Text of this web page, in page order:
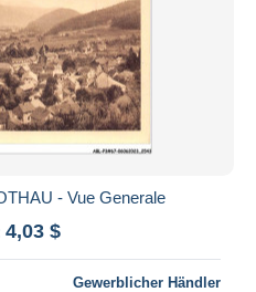
- Vue Generale
4,03 $
Gewerblicher Händler